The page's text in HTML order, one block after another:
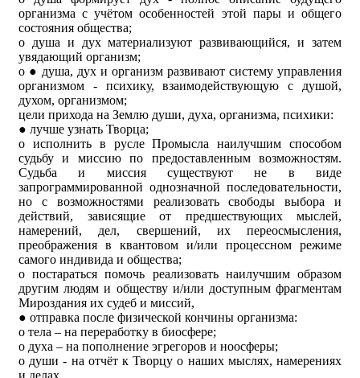
организма с учётом особенностей этой пары и общего
состояния общества;
ᴏ душа и дух материализуют развивающийся, и затем
увядающий организм;
ᴏ ● душа, дух и организм развивают систему управления
организмом - психику, взаимодействующую с душой,
духом, организмом;
цели прихода на Землю души, духа, организма, психики:
● лучше узнать Творца;
ᴏ исполнить в русле Промысла наилучшим способом
судьбу и миссию по предоставленным возможностям.
Судьба и миссия существуют не в виде
запрограммированной однозначной последовательности,
но с возможностями реализовать свободы выбора и
действий, зависящие от предшествующих мыслей,
намерений, дел, свершений, их переосмысления,
преображения в квантовом и/или процессном режиме
самого индивида и общества;
ᴏ постараться помочь реализовать наилучшим образом
другим людям и обществу и/или доступным фрагментам
Мироздания их судеб и миссий,
● отправка после физической кончины организма:
ᴏ тела – на переработку в биосфере;
ᴏ духа – на пополнение эгрегоров и ноосферы;
ᴏ души - на отчёт к Творцу о наших мыслях, намерениях